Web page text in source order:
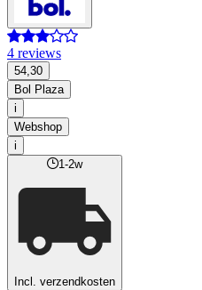
4 reviews
54,30
Bol Plaza
i
Webshop
i
1-2w
Incl. verzendkosten